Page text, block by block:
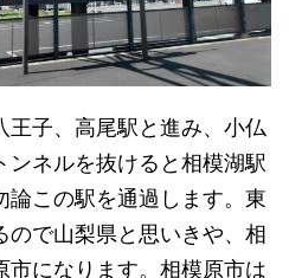
王子、高尾駅と進み、小仏
ンネルを抜けると相模湖駅
論この駅を通過します。東
ので山梨県と思いきや、相
市になります。相模原市は